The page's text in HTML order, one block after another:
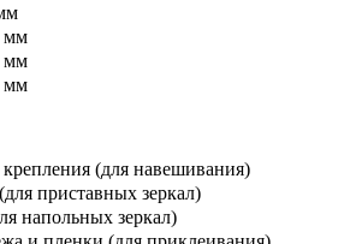
мм
мм
мм
(для навешивания)
приставных зеркал)
напольных зеркал)